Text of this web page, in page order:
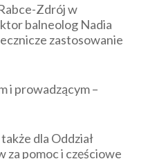
Zdrój w
balneolog Nadia
zastosowanie
i prowadzącym –
dla Oddział
za pomoc i częściowe